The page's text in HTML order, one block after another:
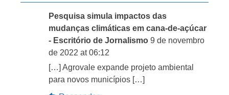
Pesquisa simula impactos das
mudanças climáticas em cana-de-açúcar
- Escritório de Jornalismo 9 de novembro
de 2022 at 06:12
[…] Agrovale expande projeto ambiental
para novos municípios […]